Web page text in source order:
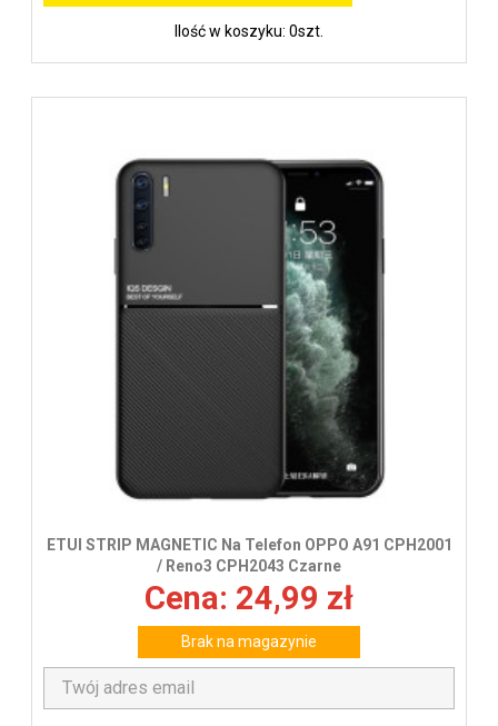
Ilość w koszyku: 0szt.
ETUI STRIP MAGNETIC Na Telefon OPPO A91 CPH2001
/ Reno3 CPH2043 Czarne
Cena: 24,99 zł
Brak na magazynie